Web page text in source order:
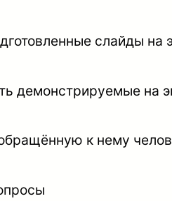
слайды на
демонстрируемые на
к нему